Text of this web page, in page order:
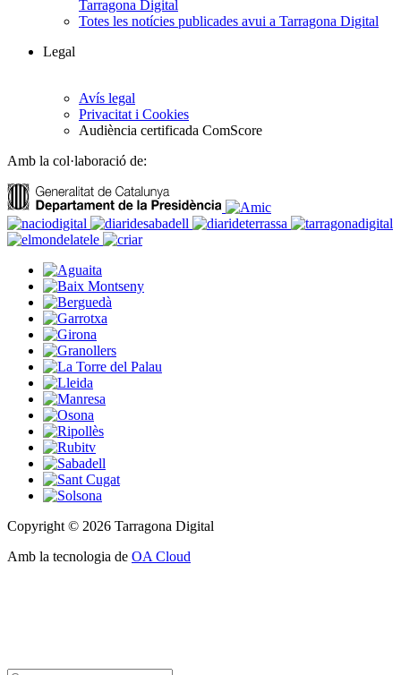
Tarragona Digital
Totes les notícies publicades avui a Tarragona Digital
Legal
Avís legal
Privacitat i Cookies
Audiència certificada ComScore
Amb la col·laboració de:
Copyright © 2026 Tarragona Digital
Amb la tecnologia de OA Cloud